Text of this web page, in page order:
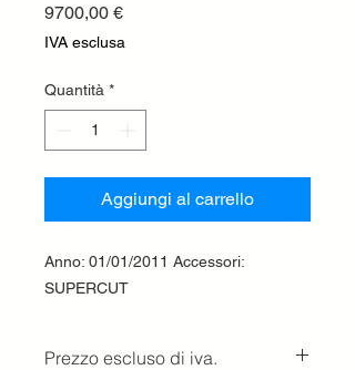
9700,00 €Prezzo
IVA esclusa
Quantità *
Aggiungi al carrello
Anno: 01/01/2011 Accessori:
SUPERCUT
Prezzo escluso di iva.